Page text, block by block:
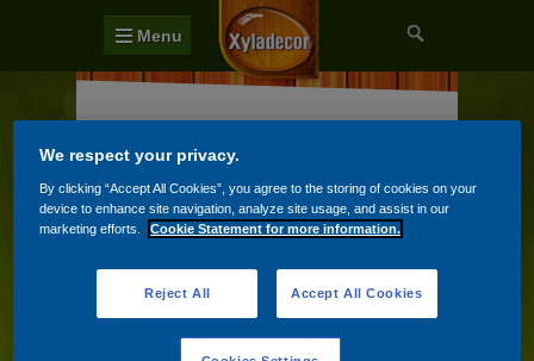
Menu
Pomoc a rady
Nejčastější otázky
Zeptejte se našeho Experta
We respect your privacy.
By clicking “Accept All Cookies”, you agree to the storing of cookies on your
device to enhance site navigation, analyze site usage, and assist in our
marketing efforts.
Cookie Statement for more information.
Reject All Accept All Cookies